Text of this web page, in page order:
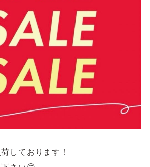
施設案内を見る
しております！